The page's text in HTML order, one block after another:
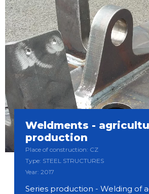
Weldments -
production
Place of construction: CZ
Type: STEEL STRUCTURES
Year: 2017
Series production - Welding of